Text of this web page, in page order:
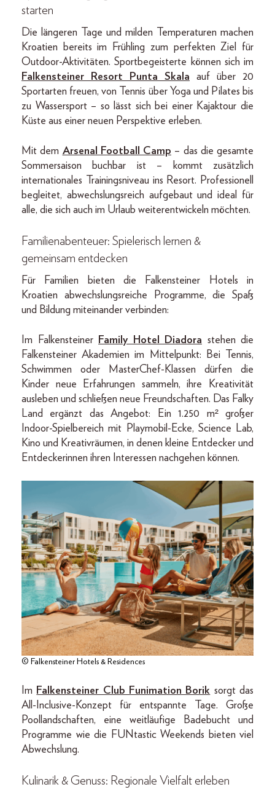
starten
Die längeren Tage und milden Temperaturen machen
Kroatien bereits im Frühling zum perfekten Ziel für
Outdoor-Aktivitäten. Sportbegeisterte können sich im
Falkensteiner Resort Punta Skala auf über 20
Sportarten freuen, von Tennis über Yoga und Pilates bis
zu Wassersport – so lässt sich bei einer Kajaktour die
Küste aus einer neuen Perspektive erleben.
Mit dem Arsenal Football Camp – das die gesamte
Sommersaison buchbar ist – kommt zusätzlich
internationales Trainingsniveau ins Resort. Professionell
begleitet, abwechslungsreich aufgebaut und ideal für
alle, die sich auch im Urlaub weiterentwickeln möchten.
Familienabenteuer: Spielerisch lernen &
gemeinsam entdecken
Für Familien bieten die Falkensteiner Hotels in
Kroatien abwechslungsreiche Programme, die Spaß
und Bildung miteinander verbinden:
Im Falkensteiner Family Hotel Diadora stehen die
Falkensteiner Akademien im Mittelpunkt: Bei Tennis,
Schwimmen oder MasterChef-Klassen dürfen die
Kinder neue Erfahrungen sammeln, ihre Kreativität
ausleben und schließen neue Freundschaften. Das Falky
Land ergänzt das Angebot: Ein 1.250 m² großer
Indoor-Spielbereich mit Playmobil-Ecke, Science Lab,
Kino und Kreativräumen, in denen kleine Entdecker und
Entdeckerinnen ihren Interessen nachgehen können.
© Falkensteiner Hotels & Residences
Im Falkensteiner Club Funimation Borik sorgt das
All-Inclusive-Konzept für entspannte Tage. Große
Poollandschaften, eine weitläufige Badebucht und
Programme wie die FUNtastic Weekends bieten viel
Abwechslung.
Kulinarik & Genuss: Regionale Vielfalt erleben